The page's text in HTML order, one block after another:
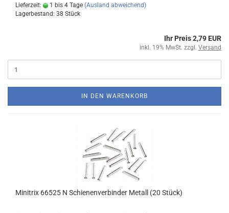
Lieferzeit: 1 bis 4 Tage (Ausland abweichend)
Lagerbestand: 38 Stück
Ihr Preis 2,79 EUR
inkl. 19% MwSt. zzgl. Versand
IN DEN WARENKORB
Minitrix 66525 N Schienenverbinder Metall (20 Stück)